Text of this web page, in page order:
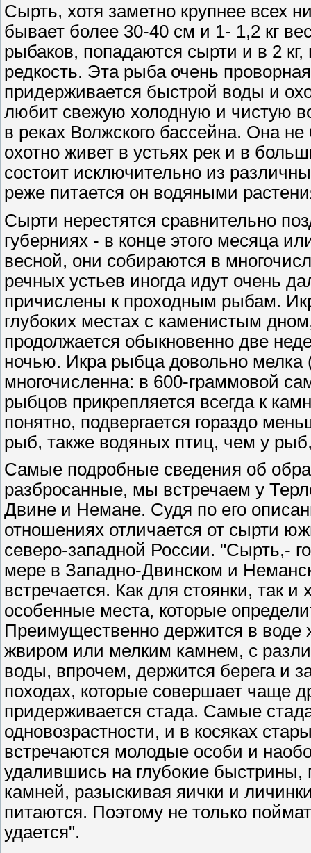
Сырть, хотя заметно крупнее всех
бывает более 30-40 см и 1- 1,2 кг
рыбаков, попадаются сырти и в 2
редкость. Эта рыба очень
придерживается быстрой воды и
любит свежую холодную и чистую
в реках Волжского бассейна. Она
охотно живет в устьях рек и в
состоит исключительно из
реже питается он водяными
Сырти нерестятся сравнительно
губерниях - в конце этого месяца
весной, они собираются в
речных устьев иногда идут очень
причислены к проходным рыбам.
глубоких местах с каменистым
продолжается обыкновенно две
ночью. Икра рыбца довольно мелка
многочисленна: в 600-граммовой
рыбцов прикрепляется всегда к
понятно, подвергается гораздо
рыб, также водяных птиц, чем у
Самые подробные сведения об
разбросанные, мы встречаем у
Двине и Немане. Судя по его
отношениях отличается от сырти
северо-западной России. "Сырть,-
мере в Западно-Двинском и
встречается. Как для стоянки, так
особенные места, которые
Преимущественно держится в
жвиром или мелким камнем, с
воды, впрочем, держится берега и
походах, которые совершает чаще
придерживается стада. Самые
одновозрастности, и в косяках
встречаются молодые особи и
удалившись на глубокие быстрины,
камней, разыскивая яички и
питаются. Поэтому не только
удается".